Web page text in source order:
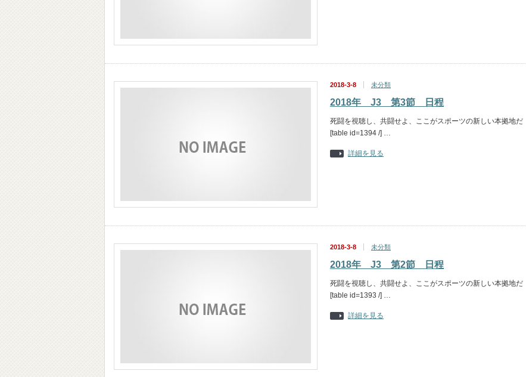
2018-3-8 未分類
2018年 J3 第3節 日程
死闘を視聴し、共闘せよ、ここがスポーツの新しい本拠地だ
[table id=1394 /] …
詳細を見る
2018-3-8 未分類
2018年 J3 第2節 日程
死闘を視聴し、共闘せよ、ここがスポーツの新しい本拠地だ
[table id=1393 /] …
詳細を見る